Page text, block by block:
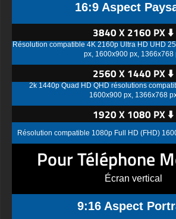
16:9 Aspect
3840 X 2160 PX ⬇️
Résolution compatible 4K 2160p Ultra HD UHD
px, 1600x900 px, 1366x768
2560 X 1440 PX ⬇️
2k 1440p Quad HD QHD résolutions
1600x900 px, 1366x768
1920 X 1080 PX ⬇️
Résolution compatible 1080p Full HD (FHD)
Pour Téléphone
Écran vertical
9:16 Aspect